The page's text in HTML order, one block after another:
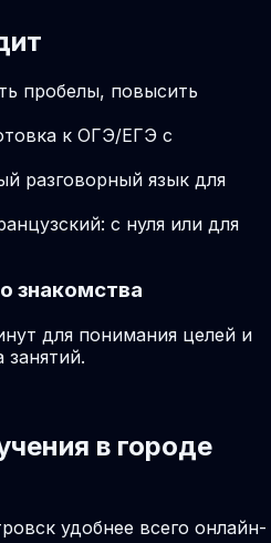
пробелы, повысить
к ОГЭ/ЕГЭ с
разговорный язык для
с нуля или для
знакомства
для понимания целей и
в городе
удобнее всего онлайн-